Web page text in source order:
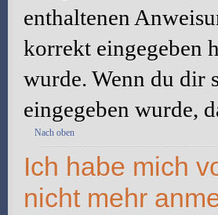
enthaltenen
korrekt eingegeben
wurde. Wenn du dir
eingegeben wurde,
Nach oben
Ich habe mich
nicht mehr